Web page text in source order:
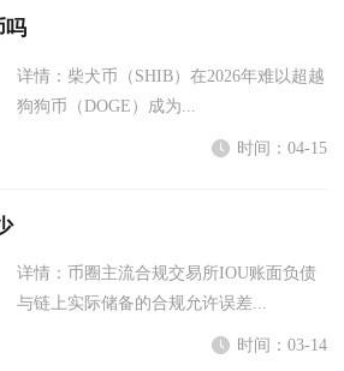
吗
详情： 柴犬币（SHIB）在2026年难以超越
狗狗币（DOGE）成为...
时间：04-15
详情： 币圈主流合规交易所IOU账面负债
与链上实际储备的合规允许误差...
时间：03-14